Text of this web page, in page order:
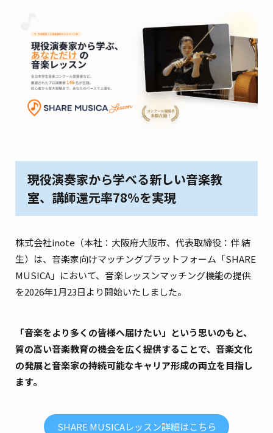
現役演奏家から学べる新しい音楽教
室、講師還元率78%を実現
株式会社inote（本社：大阪府大阪市、代表取締役：伴 結
生）は、音楽家向けマッチングプラットフォーム「SHARE
MUSICA」において、音楽レッスンマッチング機能の提供
を2026年1月23日より開始いたしました。
「音楽をより多くの皆様へ届けたい」という思いのもと、
質の高い音楽教育の機会を広く提供することで、音楽文化
の発展と音楽家の持続可能なキャリア形成の両立を目指し
ます。
SHARE MUSICAレッスン詳細はこちら